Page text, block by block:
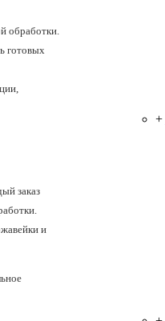
обработки.
готовых
заказ
и
+